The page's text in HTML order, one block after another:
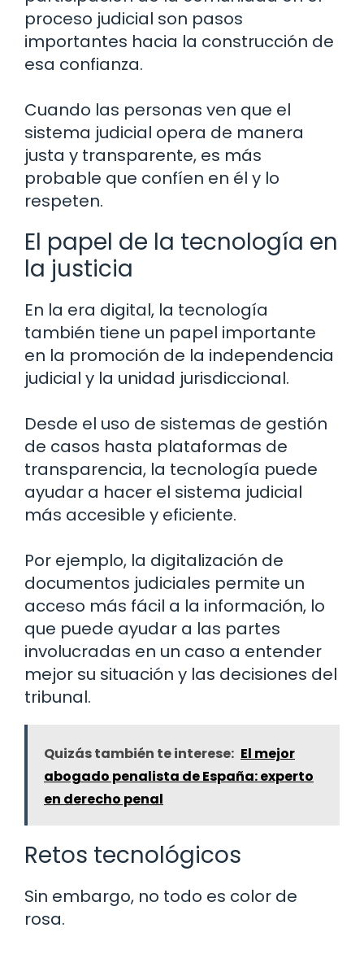
proceso judicial son pasos
importantes hacia la construcción de
esa confianza.
Cuando las personas ven que el
sistema judicial opera de manera
justa y transparente, es más
probable que confíen en él y lo
respeten.
El papel de la tecnología en
la justicia
En la era digital, la tecnología
también tiene un papel importante
en la promoción de la independencia
judicial y la unidad jurisdiccional.
Desde el uso de sistemas de gestión
de casos hasta plataformas de
transparencia, la tecnología puede
ayudar a hacer el sistema judicial
más accesible y eficiente.
Por ejemplo, la digitalización de
documentos judiciales permite un
acceso más fácil a la información, lo
que puede ayudar a las partes
involucradas en un caso a entender
mejor su situación y las decisiones del
tribunal.
Quizás también te interese: El mejor
abogado penalista de España: experto
en derecho penal
Retos tecnológicos
Sin embargo, no todo es color de
rosa.